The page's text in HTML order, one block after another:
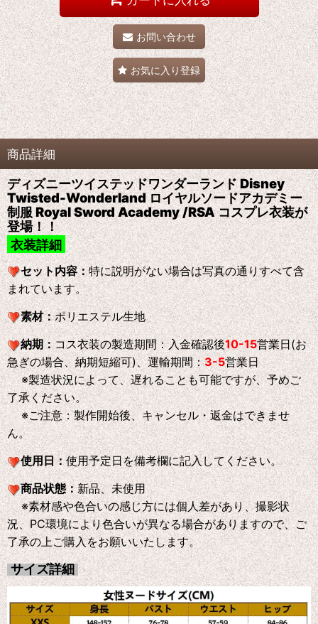
お問い合わせ
お気に入り登録
商品詳細
ディズニーツイステッドワンダーランド Disney
Twisted-Wonderland ロイヤルソードアカデミー
制服 Royal Sword Academy /RSA コスプレ衣装が
登場！！
衣装詳細
セット内容：特に説明がない場合は写真の通りすべて含
まれています。
素材：ポリエステル生地
納期：コス衣装の製造期間：入金確認後10-15営業日(お
急ぎの場合、納期短縮可)、運輸期間：3-5営業日
※製造状況によって、遅れることも可能ですが、予めご
了承ください。
※ご注意：製作開始後、キャンセル・返金はできませ
ん。
使用日：使用予定日を備考欄に記入してください。
商品状態：新品、未使用
※素材感や色合いの感じ方には個人差があり、撮影状
況、PC環境により色合いが異なる場合がありますので、ご
了承の上ご購入をお願いいたします。
サイズ詳細